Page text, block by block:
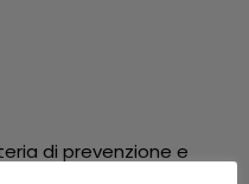
di prevenzione e